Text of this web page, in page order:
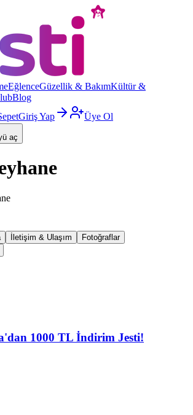
EğlenceGüzellik & BakımKültür &
Blog
Giriş Yap
Üye Ol
aç
İletişim & Ulaşım
Fotoğraflar
1000 TL İndirim Jesti!